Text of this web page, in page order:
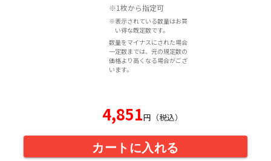
※1枚から指定可
※表示されている数量はお買
い得な既定数です。
数量をマイナスにされた場合
一定数までは、元の規定数の
価格より高くなる場合がござ
います。
4,851円（税込）
カートに入れる